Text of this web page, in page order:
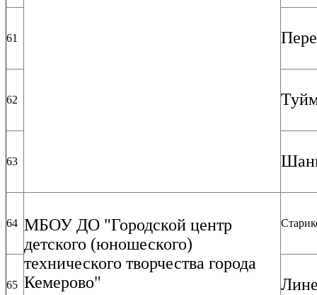
61
62
63
64 МБОУ ДО "Городской центр
детского (юношеского)
технического творчества города
Кемерово"
65